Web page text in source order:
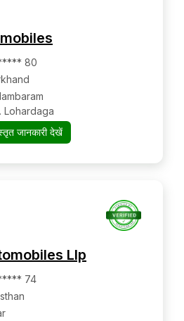
80
Lohardaga
जानकारी देखें
Llp
74